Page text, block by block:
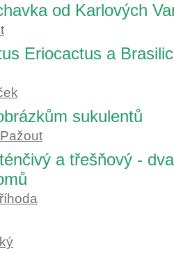
od Karlových
Eriocactus a
sukulentů
a třešňový -